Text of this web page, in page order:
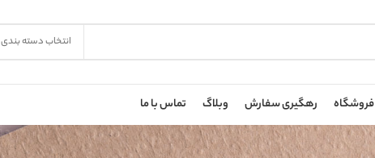
انتخاب دسته بندی
فروشگاه رهگیری سفارش وبلاگ تماس با ما